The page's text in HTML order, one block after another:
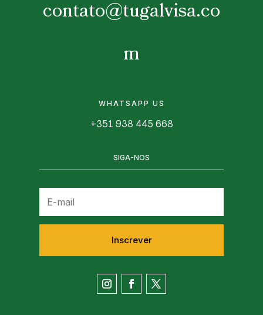
contato@tugalvisa.co
m
WHATSAPP US
+351 938 445 668
SIGA-NOS
Inscrever